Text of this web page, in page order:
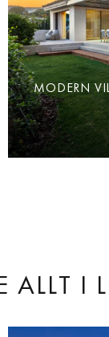
MODERN
ALLT I